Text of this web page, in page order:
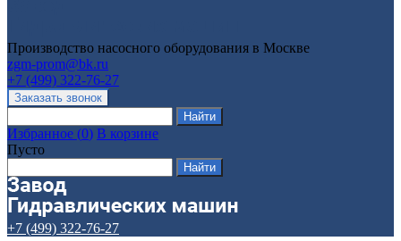
Производство насосного оборудования в Москве
zgm-prom@bk.ru
+7 (499) 322-76-27
Избранное (0) В корзине
Пусто
+7 (499) 322-76-27